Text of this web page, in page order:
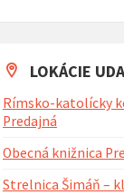
na
dni
LOKÁCIE
Rímsko-katolícky
Predajná
Obecná knižnica
Strelnica Šimáň –